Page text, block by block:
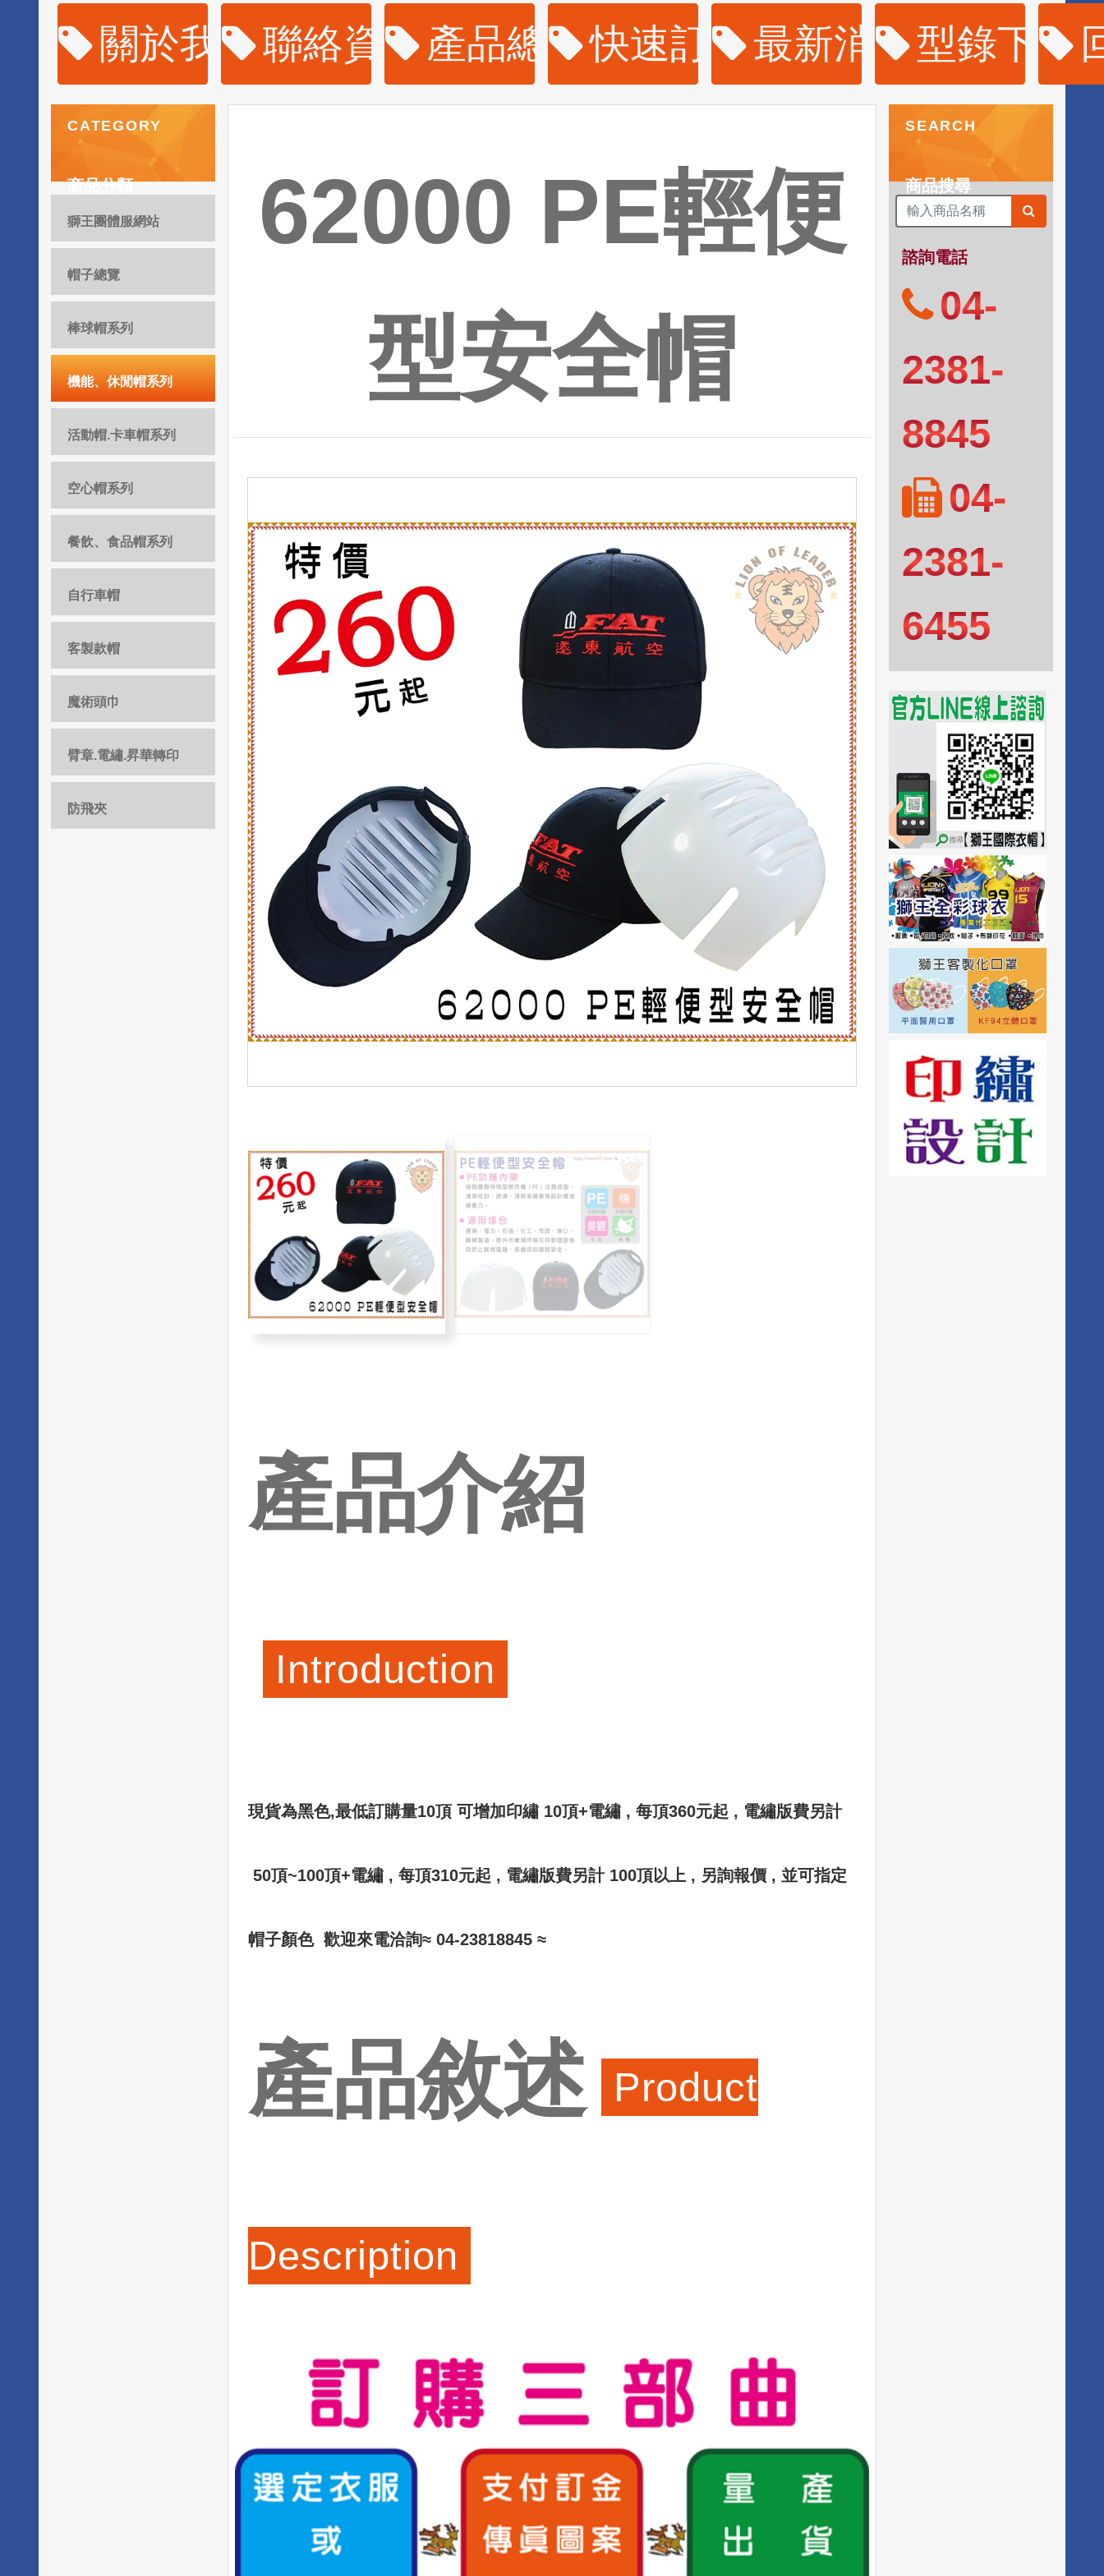
關於我們聯絡資訊 產品總覽快速訂購最新消息型錄下載
CATEGORY
商品分類
獅王團體服網站
帽子總覽
棒球帽系列
機能、休閒帽系列
活動帽.卡車帽系列
空心帽系列
餐飲、食品帽系列
自行車帽
客製款帽
魔術頭巾
臂章.電繡.昇華轉印
防飛夾
62000 PE輕便
型安全帽
產品介紹
Introduction
現貨為黑色,最低訂購量10頂 可增加印繡 10頂+電繡 , 每頂360元起 , 電繡版費另計
50頂~100頂+電繡 , 每頂310元起 , 電繡版費另計 100頂以上 , 另詢報價 , 並可指定
帽子顏色 歡迎來電洽詢≈ 04-23818845 ≈
產品敘述 Product
Description
SEARCH
商品搜尋
諮詢電話
04-
2381-
8845
04-
2381-
6455